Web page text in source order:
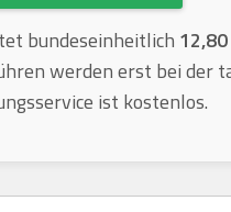
bundeseinheitlich
werden erst bei der
ist kostenlos.